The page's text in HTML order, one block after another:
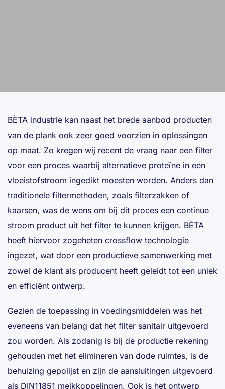
BÈTA industrie kan naast het brede aanbod producten
van de plank ook zeer goed voorzien in oplossingen
op maat. Zo kregen wij recent de vraag naar een filter
voor een proces waarbij alternatieve proteïne in een
vloeistofstroom ingedikt moesten worden. Anders dan
traditionele filtermethoden, zoals filterzakken of
kaarsen, was de wens om bij dit proces een continue
stroom product uit het filter te kunnen krijgen. BÈTA
heeft hiervoor zogeheten crossflow technologie
ingezet, wat door een productieve samenwerking met
zowel de klant als producent heeft geleidt tot een uniek
en efficiënt ontwerp.
Gezien de toepassing in voedingsmiddelen was het
eveneens van belang dat het filter sanitair uitgevoerd
zou worden. Als zodanig is bij de productie rekening
gehouden met het elimineren van dode ruimtes, is de
behuizing gepolijst en zijn de aansluitingen uitgevoerd
als DIN11851 melkkoppelingen. Ook is het ontwerp